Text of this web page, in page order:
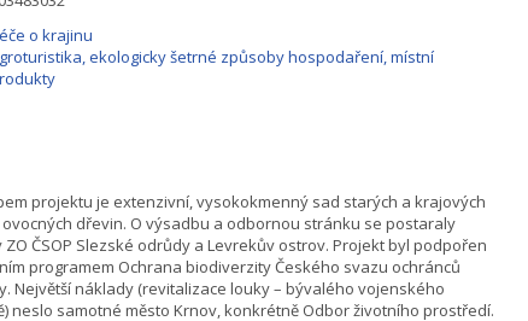
o krajinu
ekologicky šetrné způsoby hospodaření, místní
projektu je extenzivní, vysokokmenný sad starých a krajových
dřevin. O výsadbu a odbornou stránku se postaraly
ZO ČSOP Slezské odrůdy a Levrekův ostrov. Projekt byl podpořen
programem Ochrana biodiverzity Českého svazu ochránců
Největší náklady (revitalizace louky – bývalého vojenského
neslo samotné město Krnov, konkrétně Odbor životního prostředí.